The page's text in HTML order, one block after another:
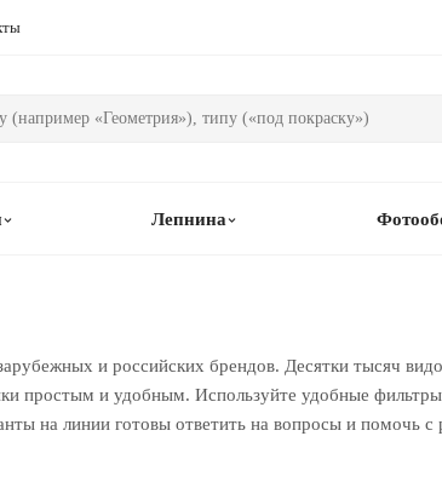
Лепнина
и российских брендов. Десятки тысяч
простым и удобным. Используйте удобные
на линии готовы ответить на вопросы и помочь с